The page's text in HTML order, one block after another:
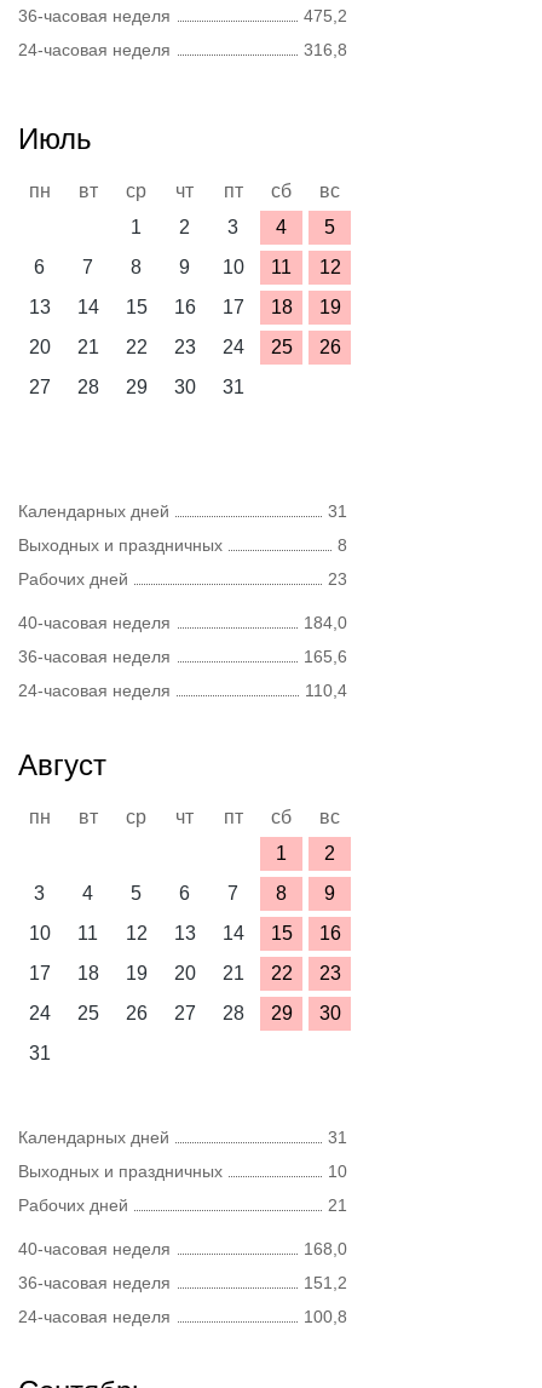
36-часовая неделя
475,2
24-часовая неделя
316,8
Июль
пн вт ср чт пт сб
вс
1
2 3 4
5
6
7 8 9 10 11
12
13
14 15 16 17 18
19
20
21 22 23 24 25
26
27
28 29 30 31
Календарных дней
31
Выходных и праздничных
8
Рабочих дней
23
40-часовая неделя
184,0
36-часовая неделя
165,6
24-часовая неделя
110,4
Август
пн вт ср чт пт сб
вс
1
2
3
4 5 6 7 8
9
10
11 12 13 14 15
16
17
18 19 20 21 22
23
24
25 26 27 28 29
30
31
Календарных дней
31
Выходных и праздничных
10
Рабочих дней
21
40-часовая неделя
168,0
36-часовая неделя
151,2
24-часовая неделя
100,8